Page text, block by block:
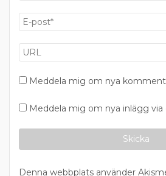
Meddela mig om nya
Meddela mig om nya inlägg via
Denna webbplats använder